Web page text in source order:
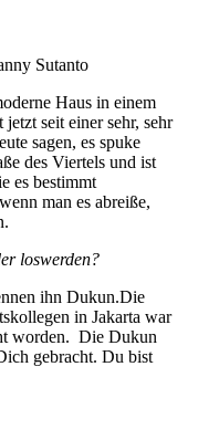
Sutanto
Haus in einem
seit einer sehr, sehr
sagen, es spuke
des Viertels und ist
es bestimmt
man es abreiße,
loswerden?
ihn Dukun.Die
in Jakarta war
worden. Die Dukun
gebracht. Du bist